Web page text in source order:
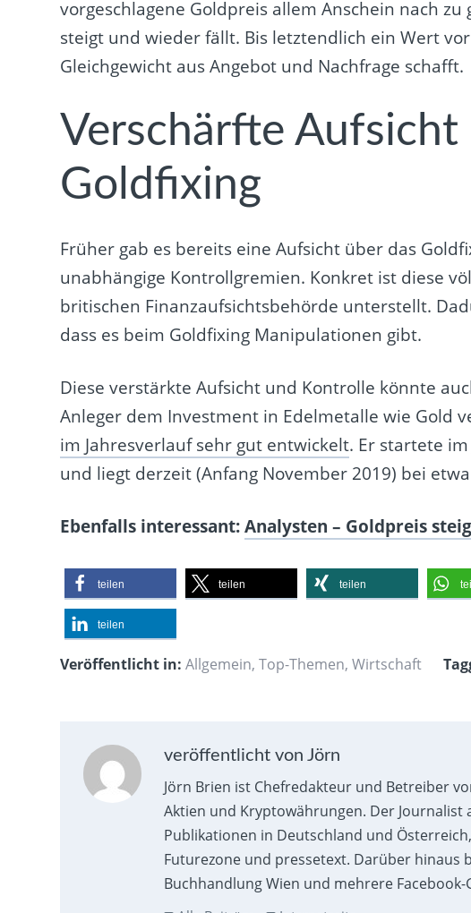
vorgeschlagene Goldpreis allem Anschein nach
steigt und wieder fällt. Bis letztendlich ein Wert
Gleichgewicht aus Angebot und Nachfrage schafft.
Verschärfte Aufsicht
Goldfixing
Früher gab es bereits eine Aufsicht über das
unabhängige Kontrollgremien. Konkret ist diese
britischen Finanzaufsichtsbehörde unterstellt.
dass es beim Goldfixing Manipulationen gibt.
Diese verstärkte Aufsicht und Kontrolle könnte
Anleger dem Investment in Edelmetalle wie Gold
im Jahresverlauf sehr gut entwickelt. Er startete
und liegt derzeit (Anfang November 2019) bei
Ebenfalls interessant:Analysten – Goldpreis
teilen teilen teilen
teilen
Veröffentlicht in: Allgemein,Top-Themen,Wirtschaft
veröffentlicht von Jörn
Jörn Brien ist Chefredakteur und Betreiber
Aktien und Kryptowährungen. Der
Publikationen in Deutschland und
Futurezone und pressetext. Darüber hinaus
Buchhandlung Wien und mehrere